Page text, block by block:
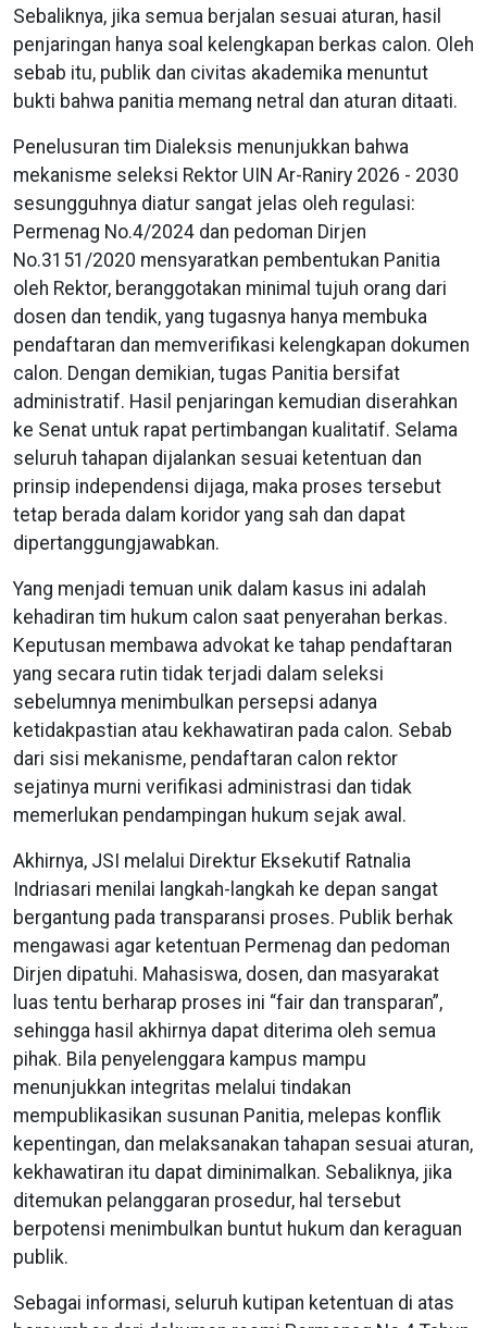
Sebaliknya, jika semua berjalan sesuai aturan, hasil
penjaringan hanya soal kelengkapan berkas calon. Oleh
sebab itu, publik dan civitas akademika menuntut
bukti bahwa panitia memang netral dan aturan ditaati.
Penelusuran tim Dialeksis menunjukkan bahwa
mekanisme seleksi Rektor UIN Ar-Raniry 2026 - 2030
sesungguhnya diatur sangat jelas oleh regulasi:
Permenag No.4/2024 dan pedoman Dirjen
No.3151/2020 mensyaratkan pembentukan Panitia
oleh Rektor, beranggotakan minimal tujuh orang dari
dosen dan tendik, yang tugasnya hanya membuka
pendaftaran dan memverifikasi kelengkapan dokumen
calon. Dengan demikian, tugas Panitia bersifat
administratif. Hasil penjaringan kemudian diserahkan
ke Senat untuk rapat pertimbangan kualitatif. Selama
seluruh tahapan dijalankan sesuai ketentuan dan
prinsip independensi dijaga, maka proses tersebut
tetap berada dalam koridor yang sah dan dapat
dipertanggungjawabkan.
Yang menjadi temuan unik dalam kasus ini adalah
kehadiran tim hukum calon saat penyerahan berkas.
Keputusan membawa advokat ke tahap pendaftaran
yang secara rutin tidak terjadi dalam seleksi
sebelumnya menimbulkan persepsi adanya
ketidakpastian atau kekhawatiran pada calon. Sebab
dari sisi mekanisme, pendaftaran calon rektor
sejatinya murni verifikasi administrasi dan tidak
memerlukan pendampingan hukum sejak awal.
Akhirnya, JSI melalui Direktur Eksekutif Ratnalia
Indriasari menilai langkah-langkah ke depan sangat
bergantung pada transparansi proses. Publik berhak
mengawasi agar ketentuan Permenag dan pedoman
Dirjen dipatuhi. Mahasiswa, dosen, dan masyarakat
luas tentu berharap proses ini “fair dan transparan”,
sehingga hasil akhirnya dapat diterima oleh semua
pihak. Bila penyelenggara kampus mampu
menunjukkan integritas melalui tindakan
mempublikasikan susunan Panitia, melepas konflik
kepentingan, dan melaksanakan tahapan sesuai aturan,
kekhawatiran itu dapat diminimalkan. Sebaliknya, jika
ditemukan pelanggaran prosedur, hal tersebut
berpotensi menimbulkan buntut hukum dan keraguan
publik.
Sebagai informasi, seluruh kutipan ketentuan di atas